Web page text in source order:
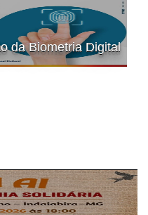
da Biometria Digital